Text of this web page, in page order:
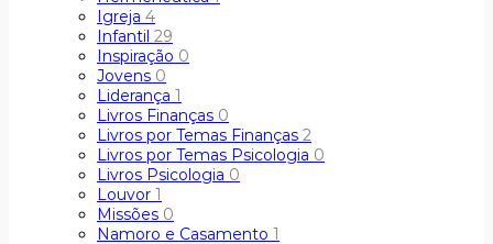
Igreja 4
Infantil 29
Inspiração 0
Jovens 0
Liderança 1
Livros Finanças 0
Livros por Temas Finanças 2
Livros por Temas Psicologia 0
Livros Psicologia 0
Louvor 1
Missões 0
Namoro e Casamento 1